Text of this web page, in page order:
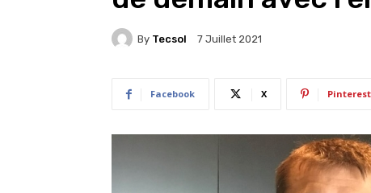
By Tecsol 7 Juillet 2021
Facebook X Pinterest